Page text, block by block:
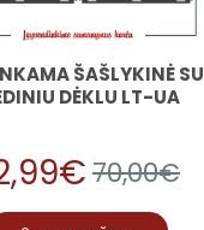
ŠAŠLYKINĖ SU
DĖKLU LT-UA
70,00€